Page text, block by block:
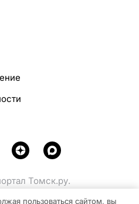
Томск.ру.
пользоваться сайтом, вы